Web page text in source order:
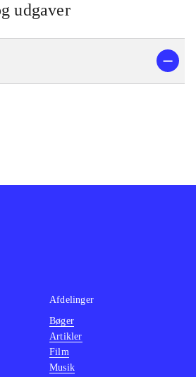
udgaver
Afdelinger
Bøger
Artikler
Film
Musik